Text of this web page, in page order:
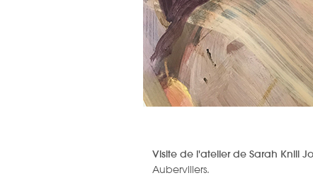
Visite de l'atelier de Sarah Knill
Aubervillers.